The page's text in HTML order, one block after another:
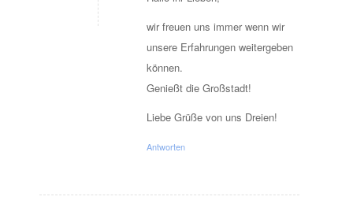
wir freuen uns immer wenn wir
unsere Erfahrungen weitergeben
können.
Genießt die Großstadt!
Liebe Grüße von uns Dreien!
Antworten